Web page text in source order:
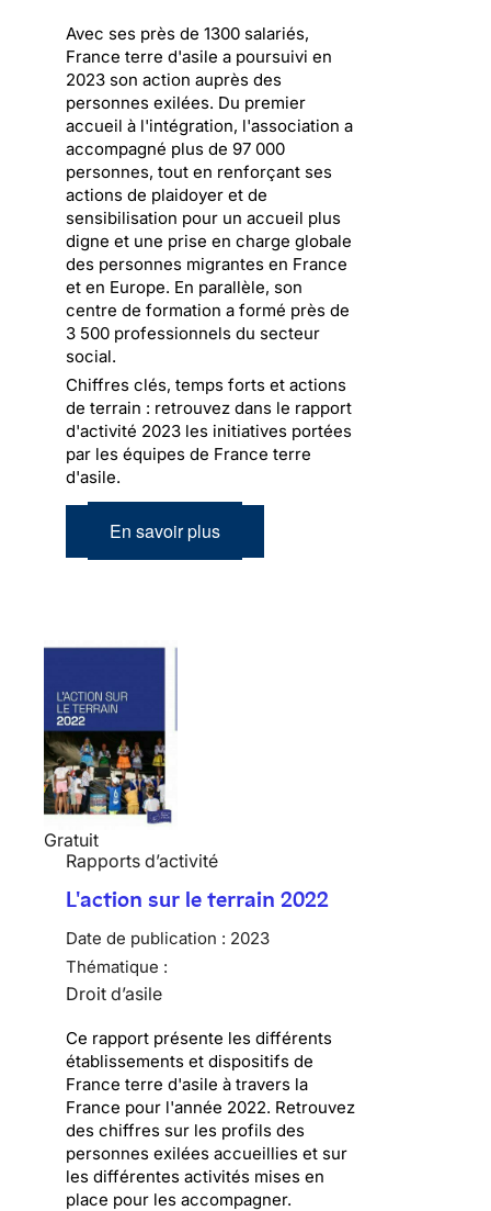
Avec ses près de 1300 salariés,
France terre d'asile a poursuivi en
2023 son action auprès des
personnes exilées. Du premier
accueil à l'intégration, l'association a
accompagné plus de 97 000
personnes, tout en renforçant ses
actions de plaidoyer et de
sensibilisation pour un accueil plus
digne et une prise en charge globale
des personnes migrantes en France
et en Europe. En parallèle, son
centre de formation a formé près de
3 500 professionnels du secteur
social.
Chiffres clés, temps forts et actions
de terrain : retrouvez dans le rapport
d'activité 2023 les initiatives portées
par les équipes de France terre
d'asile.
En savoir plus
Gratuit
Rapports d’activité
L'action sur le terrain 2022
Date de publication : 2023
Thématique :
Droit d’asile
Ce rapport présente les différents
établissements et dispositifs de
France terre d'asile à travers la
France pour l'année 2022. Retrouvez
des chiffres sur les profils des
personnes exilées accueillies et sur
les différentes activités mises en
place pour les accompagner.